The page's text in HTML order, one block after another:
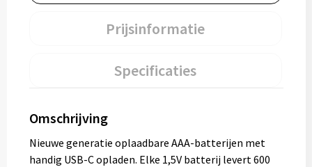
Prijsinformatie
Specificaties
Omschrijving
Nieuwe generatie oplaadbare AAA-batterijen met
handig USB-C opladen. Elke 1,5V batterij levert 600